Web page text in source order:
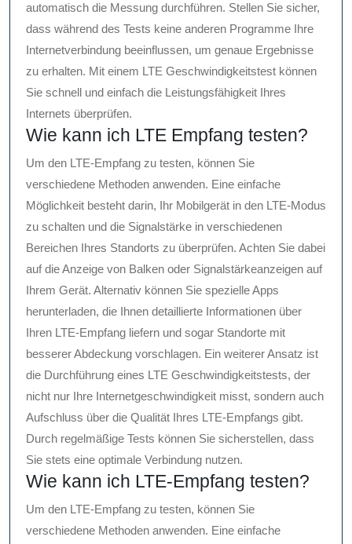
automatisch die Messung durchführen. Stellen Sie sicher,
dass während des Tests keine anderen Programme Ihre
Internetverbindung beeinflussen, um genaue Ergebnisse
zu erhalten. Mit einem LTE Geschwindigkeitstest können
Sie schnell und einfach die Leistungsfähigkeit Ihres
Internets überprüfen.
Wie kann ich LTE Empfang testen?
Um den LTE-Empfang zu testen, können Sie
verschiedene Methoden anwenden. Eine einfache
Möglichkeit besteht darin, Ihr Mobilgerät in den LTE-Modus
zu schalten und die Signalstärke in verschiedenen
Bereichen Ihres Standorts zu überprüfen. Achten Sie dabei
auf die Anzeige von Balken oder Signalstärkeanzeigen auf
Ihrem Gerät. Alternativ können Sie spezielle Apps
herunterladen, die Ihnen detaillierte Informationen über
Ihren LTE-Empfang liefern und sogar Standorte mit
besserer Abdeckung vorschlagen. Ein weiterer Ansatz ist
die Durchführung eines LTE Geschwindigkeitstests, der
nicht nur Ihre Internetgeschwindigkeit misst, sondern auch
Aufschluss über die Qualität Ihres LTE-Empfangs gibt.
Durch regelmäßige Tests können Sie sicherstellen, dass
Sie stets eine optimale Verbindung nutzen.
Wie kann ich LTE-Empfang testen?
Um den LTE-Empfang zu testen, können Sie
verschiedene Methoden anwenden. Eine einfache